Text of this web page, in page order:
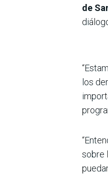
de
los
sobre